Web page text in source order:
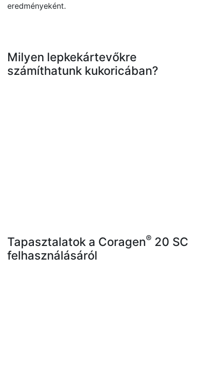
eredményeként.
Milyen lepkekártevőkre
számíthatunk kukoricában?
Tapasztalatok a Coragen® 20 SC
felhasználásáról